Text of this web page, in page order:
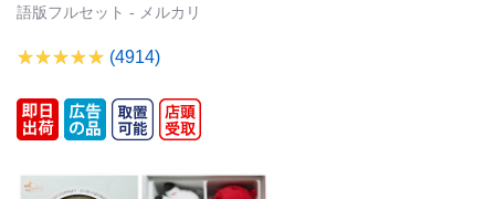
語版フルセット - メルカリ
(4914)